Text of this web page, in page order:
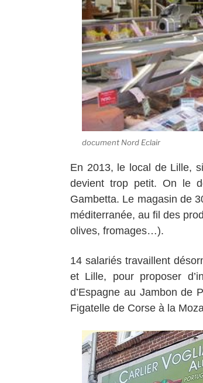
document Nord Eclair
En 2013, le local de Lille,
devient trop petit. On le
Gambetta. Le magasin de
méditerranée, au fil des
olives, fromages…).
14 salariés travaillent
et Lille, pour proposer
d’Espagne au Jambon de
Figatelle de Corse à la